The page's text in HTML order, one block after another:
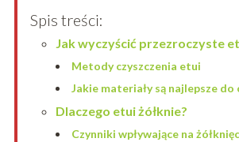
Spis treści:
Jak wyczyścić przezroczyste
Metody czyszczenia etui
Jakie materiały są najlepsze do
Dlaczego etui żółknie?
Czynniki wpływające na